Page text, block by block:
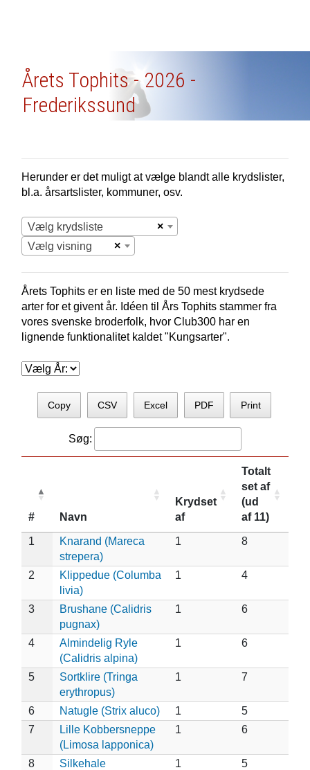
Årets Tophits - 2026 -
Frederikssund
Herunder er det muligt at vælge blandt alle krydslister,
bl.a. årsartslister, kommuner, osv.
×
Vælg krydsliste
×
Vælg visning
Årets Tophits er en liste med de 50 mest krydsede
arter for et givent år. Idéen til Års Tophits stammer fra
vores svenske broderfolk, hvor Club300 har en
lignende funktionalitet kaldet "Kungsarter".
Copy CSV Excel PDF Print
Søg:
# Navn
Krydset
af
Totalt
set af
(ud
af 11)
1
Knarand (Mareca
strepera)
1 8
2
Klippedue (Columba
livia)
1 4
3
Brushane (Calidris
pugnax)
1 6
4
Almindelig Ryle
(Calidris alpina)
1 6
5
Sortklire (Tringa
erythropus)
1 7
6 Natugle (Strix aluco) 1
5
7
Lille Kobbersneppe
(Limosa lapponica)
1 6
8
Silkehale
1 5